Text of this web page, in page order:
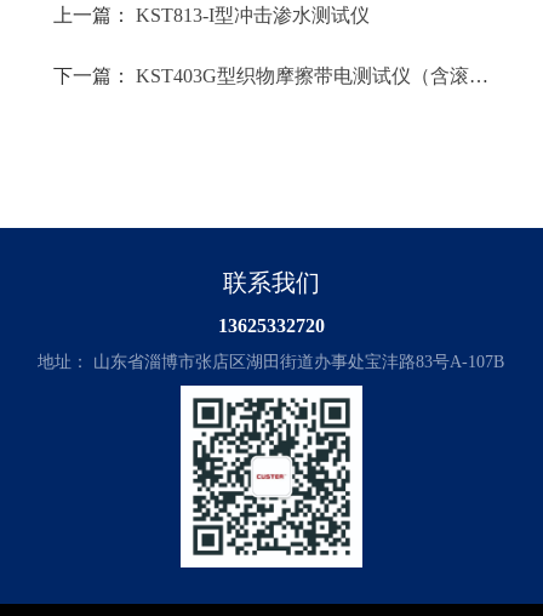
上一篇： KST813-I型冲击渗水测试仪
下一篇： KST403G型织物摩擦带电测试仪（含滚筒
联系我们
13625332720
地址： 山东省淄博市张店区湖田街道办事处宝沣路83号A-107B